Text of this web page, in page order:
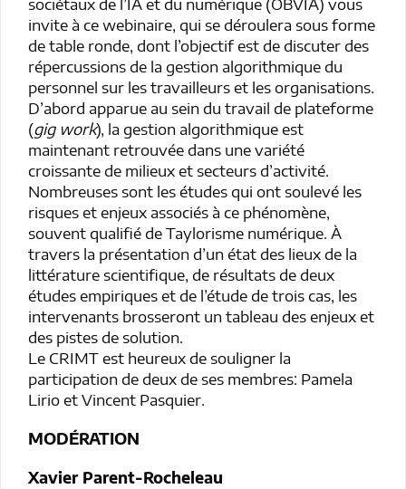
sociétaux de l’IA et du numérique (OBVIA) vous
invite à ce webinaire, qui se déroulera sous forme
de table ronde, dont l’objectif est de discuter des
répercussions de la gestion algorithmique du
personnel sur les travailleurs et les organisations.
D’abord apparue au sein du travail de plateforme
(gig work), la gestion algorithmique est
maintenant retrouvée dans une variété
croissante de milieux et secteurs d’activité.
Nombreuses sont les études qui ont soulevé les
risques et enjeux associés à ce phénomène,
souvent qualifié de Taylorisme numérique. À
travers la présentation d’un état des lieux de la
littérature scientifique, de résultats de deux
études empiriques et de l’étude de trois cas, les
intervenants brosseront un tableau des enjeux et
des pistes de solution.
Le CRIMT est heureux de souligner la
participation de deux de ses membres: Pamela
Lirio et Vincent Pasquier.
MODÉRATION
Xavier Parent-Rocheleau